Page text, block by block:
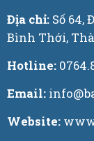
Địa chỉ: Số 64,
Bình Thới,
Hotline:
Email:
Website: